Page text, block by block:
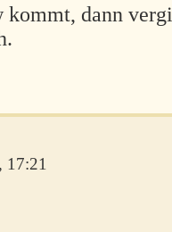
dann
17:21